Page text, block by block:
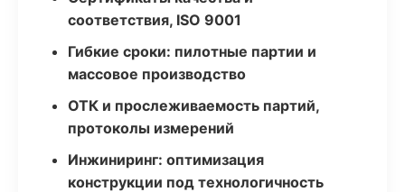
соответствия, ISO 9001
Гибкие сроки: пилотные партии и
массовое производство
ОТК и прослеживаемость партий,
протоколы измерений
Инжиниринг: оптимизация
конструкции под технологичность